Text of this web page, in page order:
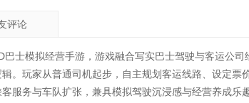
评论
巴士模拟经营手游，游戏融合写实巴士驾驶与客运公
。玩家从普通司机起步，自主规划客运线路、设定票
服务与车队扩张，兼具模拟驾驶沉浸感与经营养成乐